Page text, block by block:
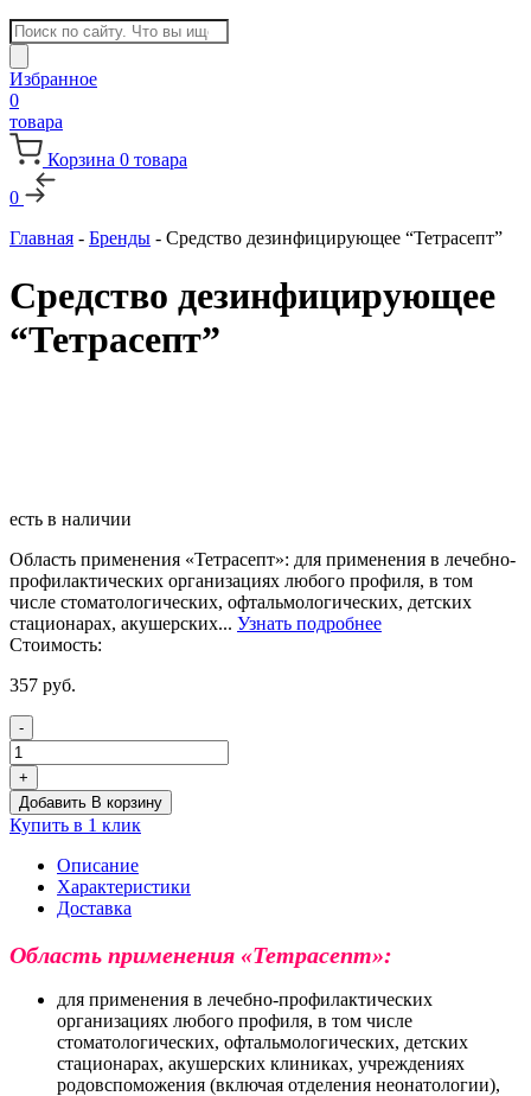
Поиск
товаров
Избранное
0
товара
Корзина 0 товара
0
Главная - Бренды - Средство дезинфицирующее “Тетрасепт”
Средство дезинфицирующее
“Тетрасепт”
есть в наличии
Область применения «Тетрасепт»: для применения в лечебно-
профилактических организациях любого профиля, в том
числе стоматологических, офтальмологических, детских
стационарах, акушерских... Узнать подробнее
Стоимость:
357 руб.
-
Количество
товара
Средство
дезинфицирующее
"Тетрасепт"
+
Добавить В корзину
Купить в 1 клик
Описание
Характеристики
Доставка
Область применения «Тетрасепт»:
для применения в лечебно-профилактических
организациях любого профиля, в том числе
стоматологических, офтальмологических, детских
стационарах, акушерских клиниках, учреждениях
родовспоможения (включая отделения неонатологии),